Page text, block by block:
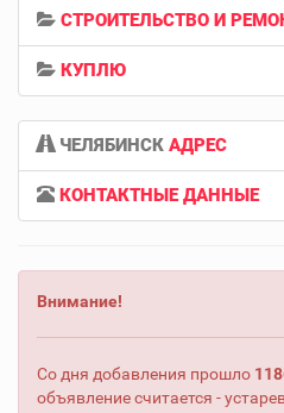
СТРОИТЕЛЬСТВО И
КУПЛЮ
ЧЕЛЯБИНСК АДРЕС
КОНТАКТНЫЕ ДАННЫЕ
Внимание!
Со дня добавления прошло
объявление считается -